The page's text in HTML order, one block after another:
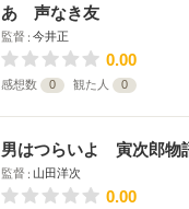
あゝ声なき友
監督 今井正
0.00
感想数 0 観た人 0
男はつらいよ 寅次郎物
監督 山田洋次
0.00